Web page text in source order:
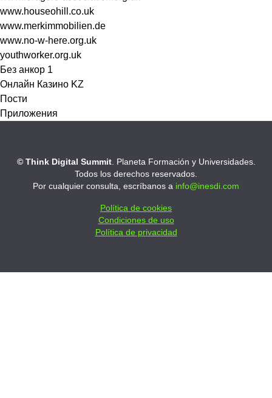
www.houseohill.co.uk
www.merkimmobilien.de
www.no-w-here.org.uk
youthworker.org.uk
Без анкор 1
Онлайн Казино KZ
Пости
Приложения
© Think Digital Summit. Planeta Formación y Universidades.
Todos los derechos reservados.
Por cualquier consulta, escríbanos a info@inesdi.com
Política de cookies
Condiciones de uso
Política de privacidad